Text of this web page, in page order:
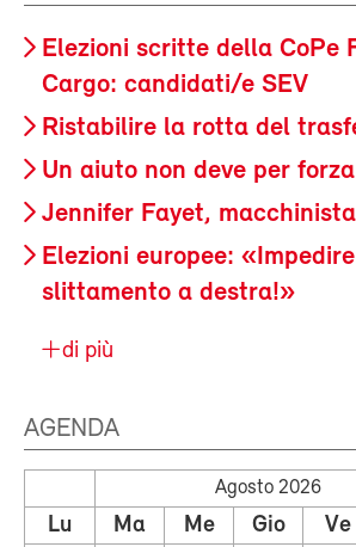
Elezioni scritte della CoPe
Cargo: candidati/e SEV
Ristabilire la rotta del
Un aiuto non deve per
Jennifer Fayet, macchinista
Elezioni europee:
slittamento a destra!»
di più
AGENDA
Agosto 2026
Lu Ma Me Gio Ve